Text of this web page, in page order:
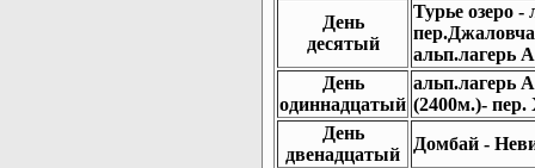
День
десятый
Турье озеро
альп.лагерь
День
одиннадцатый
альп.лагерь
(2400м.)-
День
двенадцатый
Домбай -